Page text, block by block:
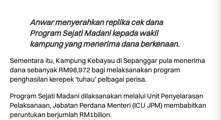
Anwar menyerahkan replika cek dana
Program Sejati Madani kepada wakil
kampung yang menerima dana berkenaan.
Sementara itu, Kampung Kebayau di Sepanggar pula menerima
dana sebanyak RM98,972 bagi melaksanakan program
penghasilan kerepek ‘tuhau’ pelbagai perisa.
Program Sejati Madani dilaksanakan melalui Unit Penyelarasan
Pelaksanaan, Jabatan Perdana Menteri (ICU JPM) membabitkan
peruntukan berjumlah RM1bilion.